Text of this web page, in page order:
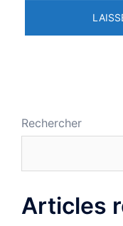
Rechercher
Articles